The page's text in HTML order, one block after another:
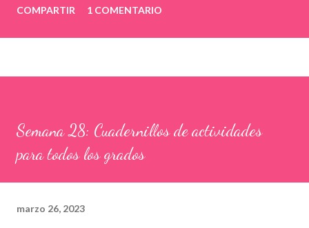
COMPARTIR 1 COMENTARIO
Semana 28: Cuadernillos de actividades
para todos los grados
marzo 26, 2023